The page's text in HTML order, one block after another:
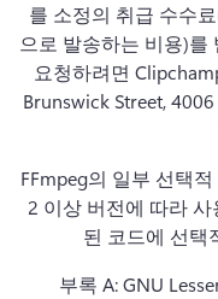
를 소정의 취급 수수
으로 발송하는 비용)를
요청하려면
Brunswick Street,
FFmpeg의 일부 선택
2 이상 버전에 따라
된 코드에 선택
부록 A: GNU